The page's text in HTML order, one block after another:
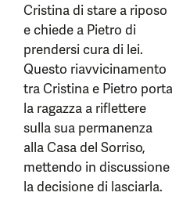
Cristina di stare a riposo
e chiede a Pietro di
prendersi cura di lei.
Questo riavvicinamento
tra Cristina e Pietro porta
la ragazza a riflettere
sulla sua permanenza
alla Casa del Sorriso,
mettendo in discussione
la decisione di lasciarla.